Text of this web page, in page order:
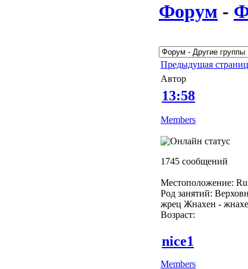
Форум -
Предыдущая
Автор
13:58
Members
1745 сообщений
Местоположение:
Род занятий:
жрец Жнахен -
Возраст:
nice1
Members